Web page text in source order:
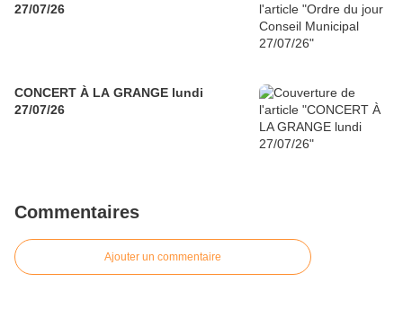
27/07/26
CONCERT À LA GRANGE lundi
27/07/26
Commentaires
Ajouter un commentaire